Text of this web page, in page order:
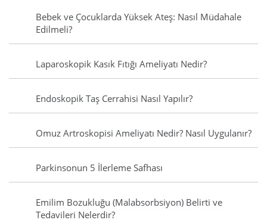
Bebek ve Çocuklarda Yüksek Ateş: Nasıl Müdahale
Edilmeli?
Laparoskopik Kasık Fıtığı Ameliyatı Nedir?
Endoskopik Taş Cerrahisi Nasıl Yapılır?
Omuz Artroskopisi Ameliyatı Nedir? Nasıl Uygulanır?
Parkinsonun 5 İlerleme Safhası
Emilim Bozukluğu (Malabsorbsiyon) Belirti ve
Tedavileri Nelerdir?